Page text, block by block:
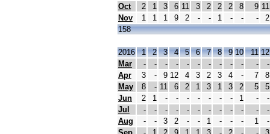
Oct
2 1 3 6 11 3 2 2 2 8 9 11
Nov
1 1 1 9 2 - - 1 - - -
2
158
2016 1 2 3 4 5 6 7 8 9 10 11 12
Mar
- - - - - - - - - - -
-
Apr
3 - 9 12 4 3 2 3 4 - 7
8
May
8 - 11 6 2 1 3 1 3 2 5
5
Jun
2 1 - - - - - - - 1 -
-
Jul
- - - - - - - - - - -
-
Aug
- - 3 2 - - 1 - - - 1
-